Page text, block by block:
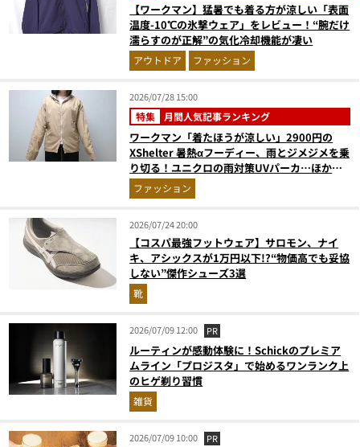
【ワークマン】猛暑でも着る方が涼しい「表面
温度-10℃の氷撃ウェア」をレビュー！“腕だけ
濡らすのが正解”の気化冷却機能が凄い
アウトドア ファッション
2026/07/28 15:00
特集 月間人気記事ランキング
ワークマン「着たほうが涼しい」2900円の
XShelter 暑熱αフーディー、雨とジメジメを乗
り切る！ユニクロの雨対策UVパーカ…ほか
【アウターの人気記事ランキングベスト3】
（2026年6月版）
ファッション
2026/07/24 20:00
【コスパ最強フットウェア】サロモン、ナイ
キ、アシックスが1万円以下!?“物価高でも妥協
しない”傑作シューズ3選
靴
2026/07/09 12:00 PR
ルーティンが感動体験に！Schickのプレミア
ムライン「プロジスタ」で始めるワンランク上
のヒゲ剃り習慣
雑貨
2026/07/09 10:00 PR